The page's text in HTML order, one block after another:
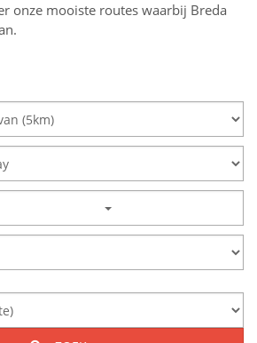
onze mooiste routes waarbij Breda